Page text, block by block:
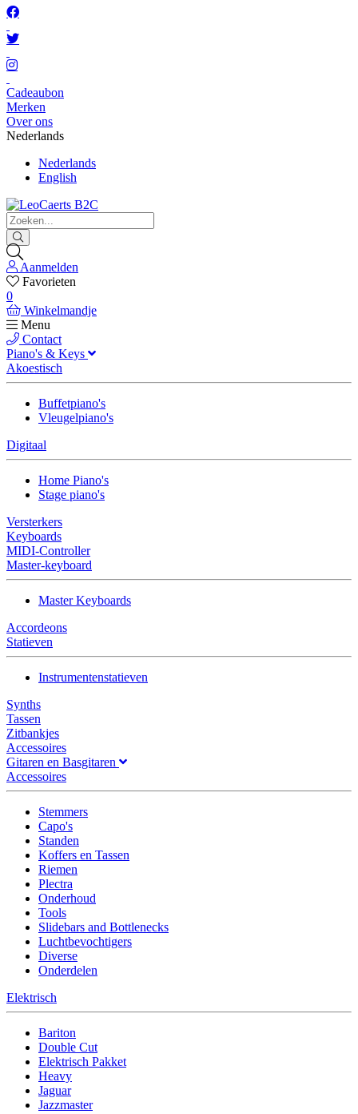
Cadeaubon
Merken
Over ons
Nederlands
Nederlands
English
Aanmelden
Favorieten
0
Winkelmandje
Menu
Contact
Piano's & Keys
Akoestisch
Buffetpiano's
Vleugelpiano's
Digitaal
Home Piano's
Stage piano's
Versterkers
Keyboards
MIDI-Controller
Master-keyboard
Master Keyboards
Accordeons
Statieven
Instrumentenstatieven
Synths
Tassen
Zitbankjes
Accessoires
Gitaren en Basgitaren
Accessoires
Stemmers
Capo's
Standen
Koffers en Tassen
Riemen
Plectra
Onderhoud
Tools
Slidebars and Bottlenecks
Luchtbevochtigers
Diverse
Onderdelen
Elektrisch
Bariton
Double Cut
Elektrisch Pakket
Heavy
Jaguar
Jazzmaster